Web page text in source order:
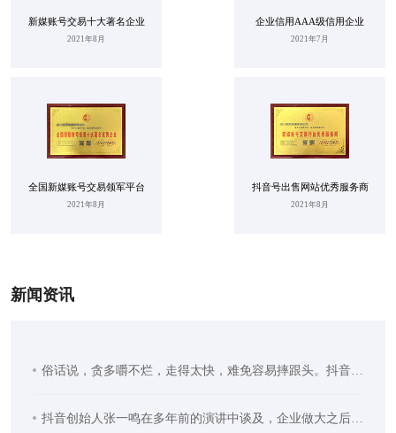
新媒账号交易十大著名企业
2021年8月
企业信用AAA级信用企业
2021年7月
全国新媒账号交易领军平台
2021年8月
抖音号出售网站优秀服务商
2021年8月
新闻资讯